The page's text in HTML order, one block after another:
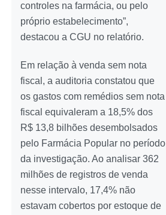
controles na farmácia, ou pelo
próprio estabelecimento”,
destacou a CGU no relatório.
Em relação à venda sem nota
fiscal, a auditoria constatou que
os gastos com remédios sem nota
fiscal equivaleram a 18,5% dos
R$ 13,8 bilhões desembolsados
pelo Farmácia Popular no período
da investigação. Ao analisar 362
milhões de registros de venda
nesse intervalo, 17,4% não
estavam cobertos por estoque de